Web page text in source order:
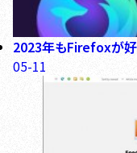
2023年もFirefoxが好
05-11